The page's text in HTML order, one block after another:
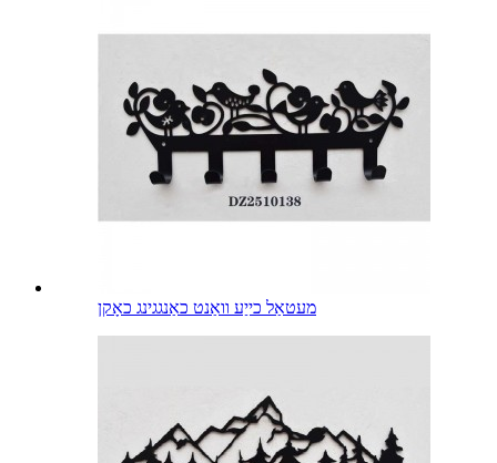
מעטאַל כייַע וואַנט כאַנגגינג כאָקן